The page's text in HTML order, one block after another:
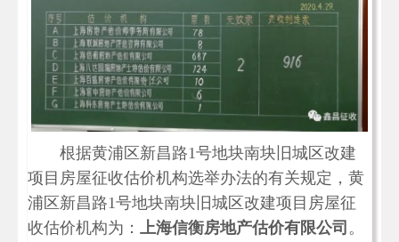
根据黄浦区新昌路1号地块南块旧城区改建
项目房屋征收估价机构选举办法的有关规定，黄
浦区新昌路1号地块南块旧城区改建项目房屋征
收估价机构为：
上海信衡房地产估价有限公司 。